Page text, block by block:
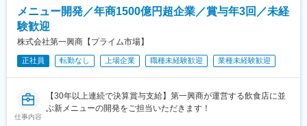
メニュー開発／年商1500億円超企業／賞与年3回／未経
験歓迎
株式会社第一興商【プライム市場】
正社員 転勤なし 上場企業 職種未経験歓迎 業種未経験歓迎
仕事内容
【30年以上連続で決算賞与支給】第一興商が運営する飲食店に並
ぶ新メニューの開発をご担当いただきます！